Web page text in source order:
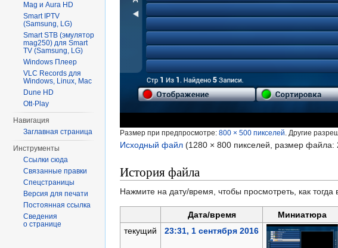
Размер при предпросмотре: 800 × 500 пикселей Другие
Исходный файл (1280 × 800 пикселей, размер файла:
История файла
Нажмите на дату/время, чтобы просмотреть, как тогда
Дата/время Миниатюра
текущий
23:31, 1 сентября 2016
Mag и Aura HD
Smart IPTV
(Samsung, LG)
Smart STB (эмулятор
mag250) для Smart
TV (Samsung, LG)
Windows Плеер
VLC Records для
Windows, Linux, Mac
Dune HD
Ott-Play
Навигация
Заглавная страница
Инструменты
Ссылки сюда
Связанные правки
Спецстраницы
Версия для печати
Постоянная ссылка
Сведения
о странице